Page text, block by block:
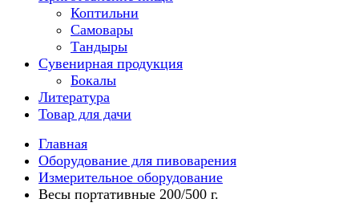
Коптильни
Самовары
Тандыры
Сувенирная продукция
Бокалы
Литература
Товар для дачи
Главная
Оборудование для пивоварения
Измерительное оборудование
Весы портативные 200/500 г.